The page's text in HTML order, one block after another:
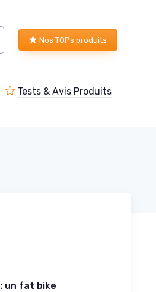
Nos TOPs produits
Tests & Avis Produits
un fat bike